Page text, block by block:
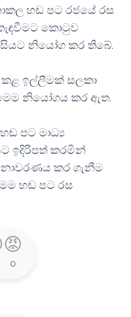
හඬ පට රජයේ රස
කොටුව
නියෝග කර තිබේ.
කළ ඉල්ලීමක් සලකා
නියෝගය කර ඇත.
පට මාධ්‍ය
ඉදිරිපත් කරමින්
කර ගැනීම
හඬ පට රස
😡
0